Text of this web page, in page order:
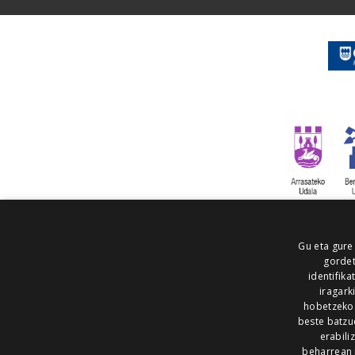
Gu eta
hobetzeko.
beste
beharrean